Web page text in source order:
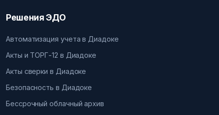
Решения ЭДО
Автоматизация учета в Диадоке
Акты и ТОРГ-12 в Диадоке
Акты сверки в Диадоке
Безопасность в Диадоке
Бессрочный облачный архив